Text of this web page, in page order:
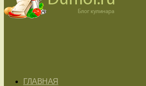
ГЛАВНАЯ